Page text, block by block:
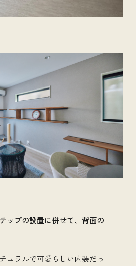
ップの設置に併せて、背面の
ュラルで可愛らしい内装だっ